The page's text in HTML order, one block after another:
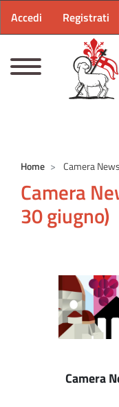
Menu profilo utente
Accedi Registrati
Home Camera
Camera
30 giugno)
Camera